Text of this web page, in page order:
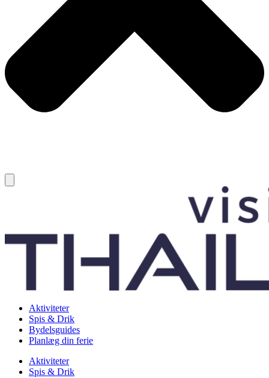
Aktiviteter
Spis & Drik
Bydelsguides
Planlæg din ferie
Aktiviteter
Spis & Drik